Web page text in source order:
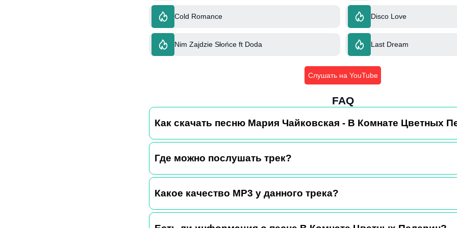
Cold Romance Disco Love
Nim Zajdzie Słońce ft Doda Last Dream
Слушать на YouTube
FAQ
Как скачать песню Мария Чайковская - В Комнате Цветных
Где можно послушать трек?
Какое качество MP3 у данного трека?